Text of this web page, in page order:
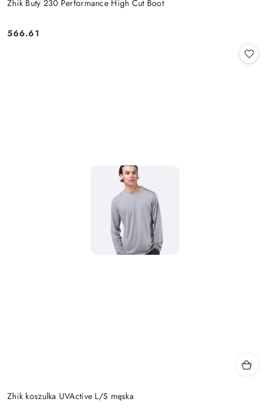
Zhik Buty 230 Performance High Cut Boot
Cena:
566.61
Zhik koszulka UVActive L/S męska